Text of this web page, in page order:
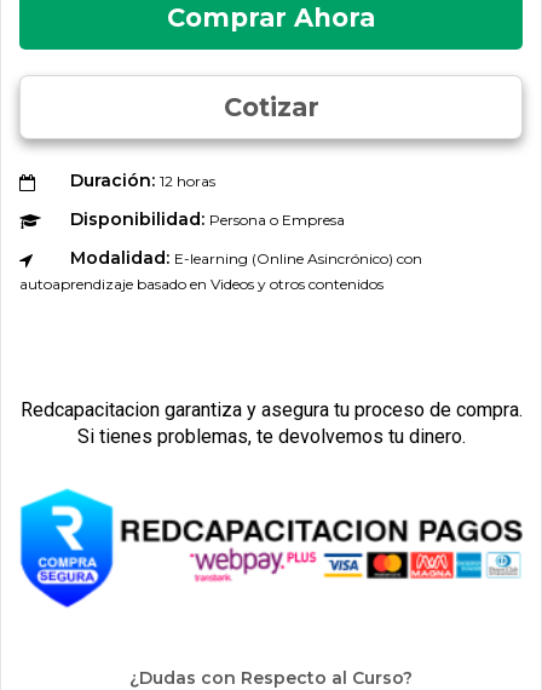
Comprar Ahora
Cotizar
Duración: 12 horas
Disponibilidad: Persona o Empresa
Modalidad: E-learning (Online Asincrónico) con
autoaprendizaje basado en Videos y otros contenidos
Redcapacitacion garantiza y asegura tu proceso de compra.
Si tienes problemas, te devolvemos tu dinero.
¿Dudas con Respecto al Curso?